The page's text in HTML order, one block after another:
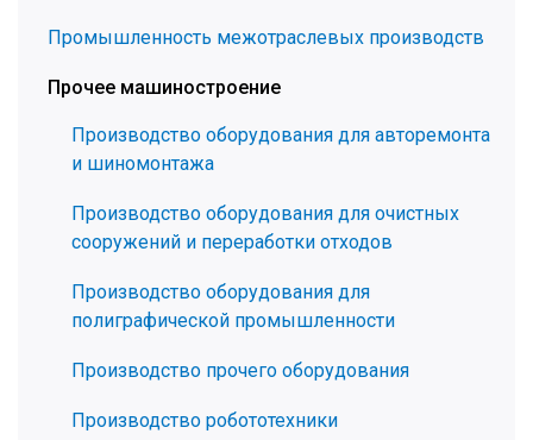
Промышленность межотраслевых производств
Прочее машиностроение
Производство оборудования для авторемонта
и шиномонтажа
Производство оборудования для очистных
сооружений и переработки отходов
Производство оборудования для
полиграфической промышленности
Производство прочего оборудования
Производство робототехники